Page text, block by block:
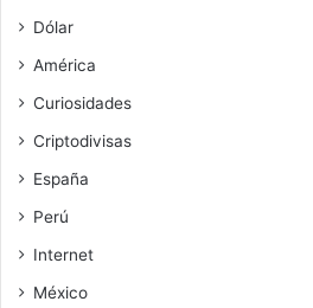
Dólar
América
Curiosidades
Criptodivisas
España
Perú
Internet
México